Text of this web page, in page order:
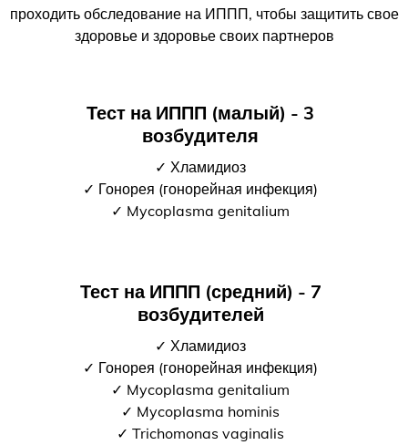
проходить обследование на ИППП, чтобы защитить свое
здоровье и здоровье своих партнеров
Тест на ИППП (малый) - 3
возбудителя
✓ Хламидиоз
✓ Гонорея (гонорейная инфекция)
✓ Mycoplasma genitalium
Тест на ИППП (средний) - 7
возбудителей
✓ Хламидиоз
✓ Гонорея (гонорейная инфекция)
✓ Mycoplasma genitalium
✓ Mycoplasma hominis
✓ Trichomonas vaginalis